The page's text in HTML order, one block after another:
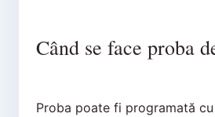
Când se face proba
Proba poate fi programată